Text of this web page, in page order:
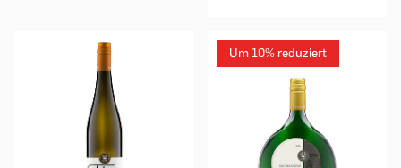
Um 10% reduziert